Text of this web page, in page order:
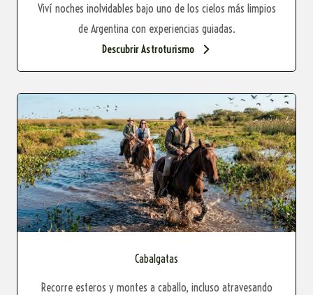
Viví noches inolvidables bajo uno de los cielos más limpios
de Argentina con experiencias guiadas.
Descubrir Astroturismo
Cabalgatas
Recorre esteros y montes a caballo, incluso atravesando